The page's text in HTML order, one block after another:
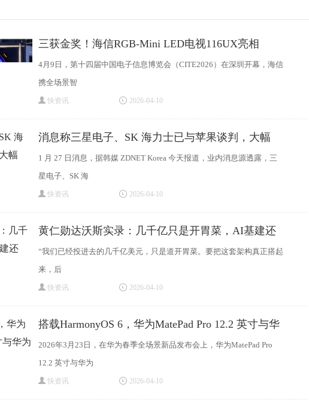
三获金奖！海信RGB-Mini LED电视116UX亮相
CITE2026获评
4月9日，第十四届中国电子信息博览会（CITE2026）在深圳开幕，海信
携全场景智
快资讯 2026-04-10
消息称三星电子、SK 海力士已与苹果谈判，大幅
1 月 27 日消息，据韩媒 ZDNET Korea 今天报道，业内消息源透露，三
星电子、SK 海
快资讯 2026-04-10
黄仁勋达沃斯实录：几千亿只是开胃菜，AI基建还
“我们已经投进去的几千亿美元，只是道开胃菜。要把这套架构真正搭起
来，后
快资讯 2026-04-10
搭载HarmonyOS 6，华为MatePad Pro 12.2 英寸与华
为Mat
2026年3月23日，在华为春季全场景新品发布会上，华为MatePad Pro
12.2 英寸与华为
快资讯 2026-04-10